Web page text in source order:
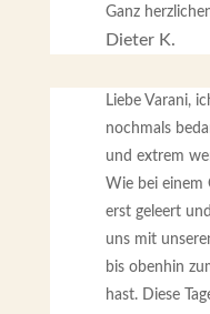
Ganz
Dieter K.
Liebe Varani,
nochmals
und extrem
Wie bei einem
erst geleert
uns mit
bis obenhin
hast. Diese